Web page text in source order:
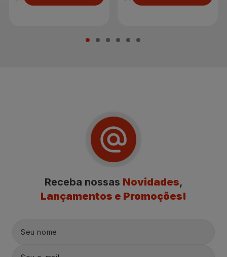
Receba nossas Novidades,
Lançamentos e Promoções!